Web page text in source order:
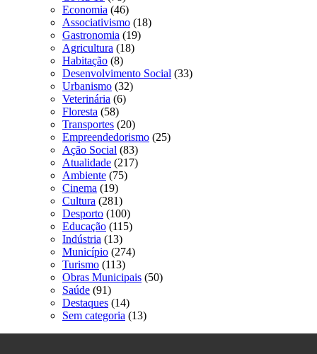
Economia (46)
Associativismo (18)
Gastronomia (19)
Agricultura (18)
Habitação (8)
Desenvolvimento Social (33)
Urbanismo (32)
Veterinária (6)
Floresta (58)
Transportes (20)
Empreendedorismo (25)
Ação Social (83)
Atualidade (217)
Ambiente (75)
Cinema (19)
Cultura (281)
Desporto (100)
Educação (115)
Indústria (13)
Município (274)
Turismo (113)
Obras Municipais (50)
Saúde (91)
Destaques (14)
Sem categoria (13)